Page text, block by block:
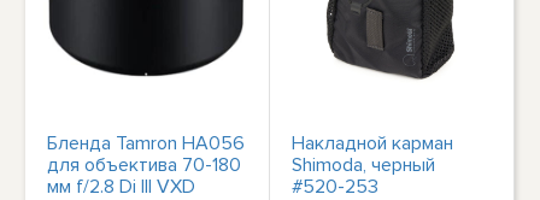
Бленда Tamron HA056
для объектива 70-180
мм f/2.8 Di III VXD
Накладной карман
Shimoda, черный
#520-253